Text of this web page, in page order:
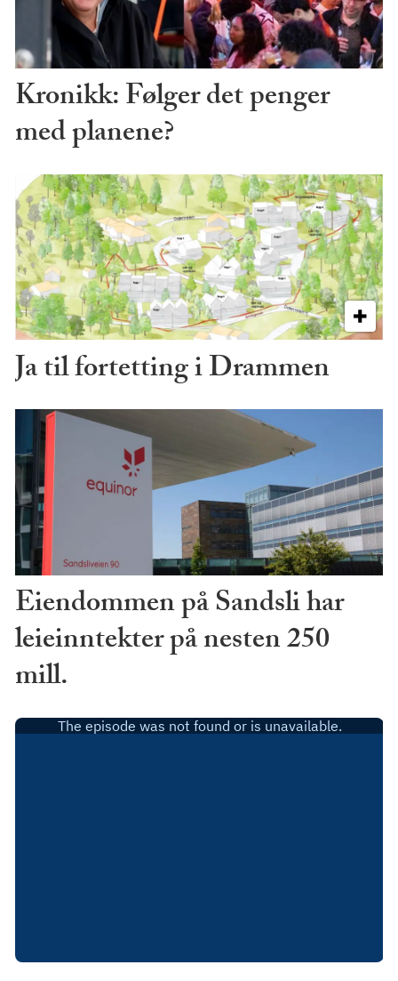
Kronikk: Følger det penger
med planene?
Ja til fortetting i Drammen
Eiendommen på Sandsli har
leieinntekter på nesten 250
mill.